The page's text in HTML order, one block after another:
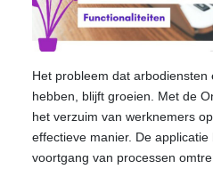
Het probleem dat
hebben, blijft groeien. Met de
het verzuim van werknemers
effectieve manier. De
voortgang van processen